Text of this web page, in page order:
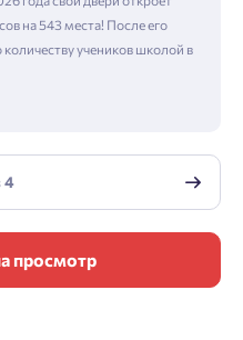
на 543 места! После его
учеников школой в
4
просмотр